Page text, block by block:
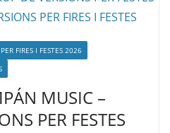
FIRES I FESTES 2026
MUSIC –
PER FESTES